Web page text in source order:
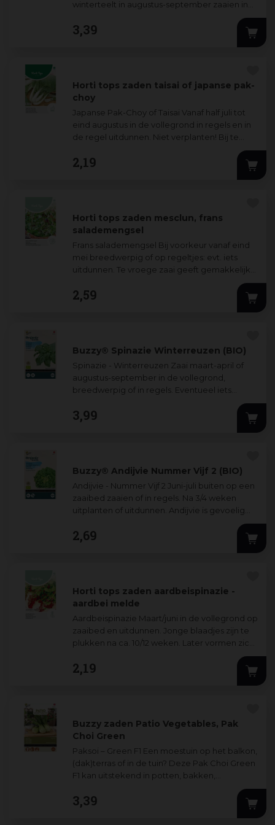
winterteelt in augustus-september zaaien in
3,39
Horti tops zaden taisai of japanse pak-
choy
Japanse Pak-Choy of Taisai Vanaf half juli tot
eind augustus in de vollegrond in regels en in
de regel uitdunnen. Niet verplanten! Bij te
2,19
Horti tops zaden mesclun, frans
salademengsel
Frans salademengsel Bij voorkeur vanaf eind
mei breedwerpig of op regeltjes: evt. iets
uitdunnen. Te vroege zaai geeft gemakkelijk
2,59
Buzzy® Spinazie Winterreuzen (BIO)
Spinazie - Winterreuzen Zaai maart-april of
augustus-september in de vollegrond,
breedwerpig of in regels. Eventueel iets
uitdunnen. Houdt 3/4 cm afstand in de regel
aan v...
3,99
Buzzy® Andijvie Nummer Vijf 2 (BIO)
Andijvie - Nummer Vijf 2 Juni-juli buiten op een
zaaibed zaaien of in regels. Na 3/4 weken
uitplanten of uitdunnen. Andijvie is gevoelig
2,69
Horti tops zaden aardbeispinazie -
aardbei melde
Aardbeispinazie Maart/juni in de vollegrond op
zaaibed en uitdunnen. Jonge blaadjes zijn te
plukken na ca. 10/12 weken. Later vormen zich
2,19
Buzzy zaden Patio Vegetables, Pak
Choi Green
Paksoi – Green F1 Een moestuin op het balkon,
(dak)terras of in de tuin? Deze Pak Choi Green
F1 kan uitstekend in potten, bakken,
3,39